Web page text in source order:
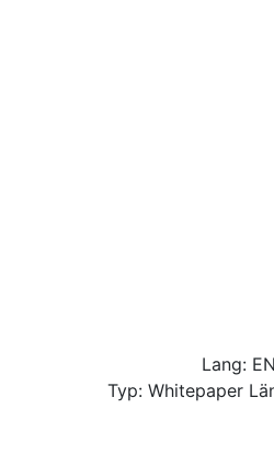
Lang:
Typ: Whitepaper